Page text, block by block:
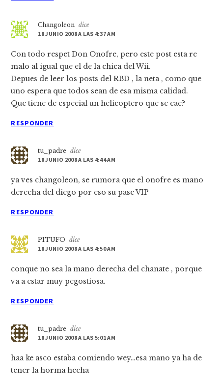
Changoleon dice
18 JUNIO 2008 A LAS 4:37 AM
Con todo respet Don Onofre, pero este post esta re
malo al igual que el de la chica del Wii.
Depues de leer los posts del RBD , la neta , como que
uno espera que todos sean de esa misma calidad.
Que tiene de especial un helicoptero que se cae?
RESPONDER
tu_padre
dice
18 JUNIO 2008 A LAS 4:44 AM
ya ves changoleon, se rumora que el onofre es mano
derecha del diego por eso su pase VIP
RESPONDER
PITUFO
dice
18 JUNIO 2008 A LAS 4:50 AM
conque no sea la mano derecha del chanate , porque
va a estar muy pegostiosa.
RESPONDER
tu_padre
dice
18 JUNIO 2008 A LAS 5:01 AM
haa ke asco estaba comiendo wey…esa mano ya ha de
tener la horma hecha